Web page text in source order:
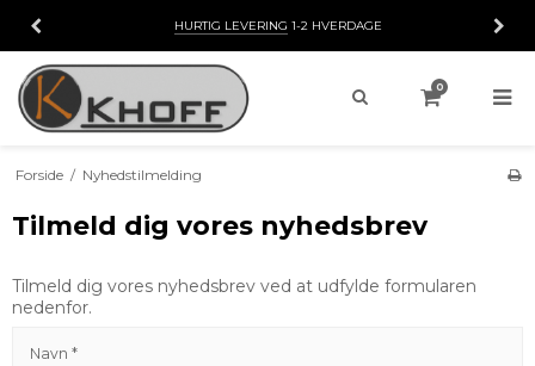
HURTIG LEVERING 1-2 HVERDAGE
0
Forside / Nyhedstilmelding
Tilmeld dig vores nyhedsbrev
Tilmeld dig vores nyhedsbrev ved at udfylde formularen
nedenfor.
Navn *